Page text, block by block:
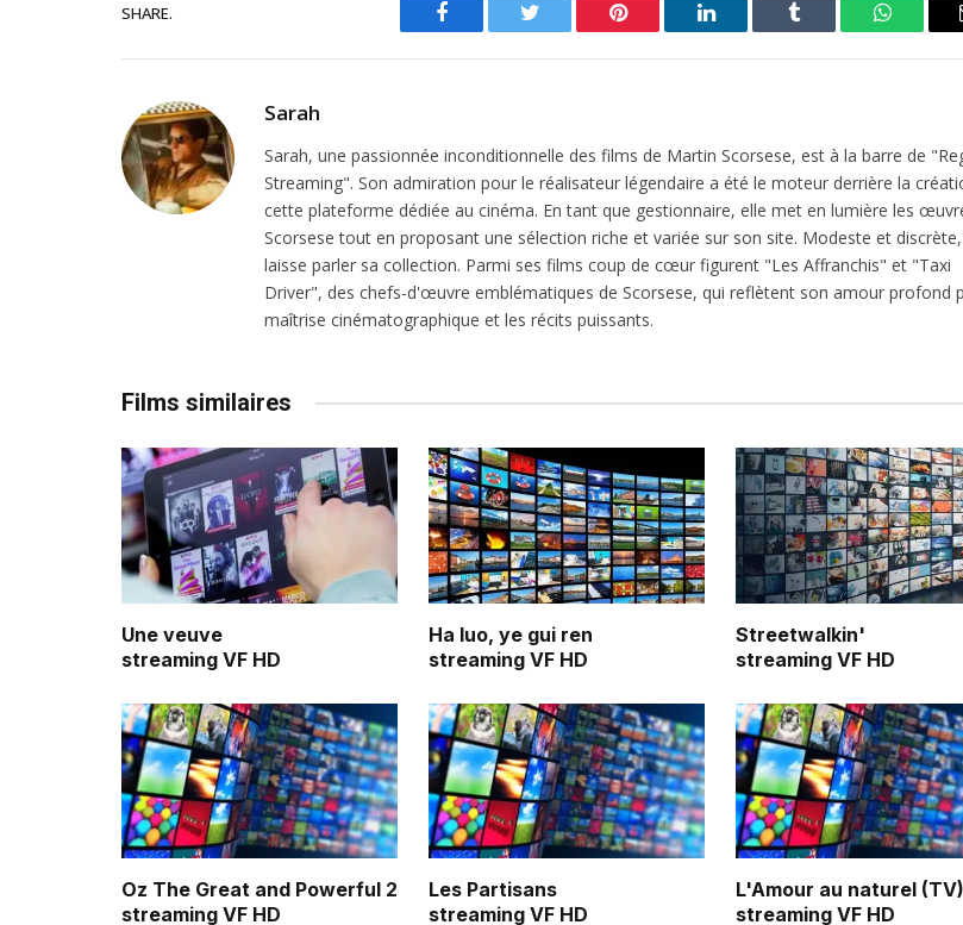
SHARE.
Facebook Twitter Pinterest LinkedIn Tumblr
Sarah
Sarah, une passionnée inconditionnelle des films de Martin Scorsese, est à la barre de
Streaming". Son admiration pour le réalisateur légendaire a été le moteur derrière la
cette plateforme dédiée au cinéma. En tant que gestionnaire, elle met en lumière les
Scorsese tout en proposant une sélection riche et variée sur son site. Modeste et discrète,
laisse parler sa collection. Parmi ses films coup de cœur figurent "Les Affranchis" et "Taxi
Driver", des chefs-d'œuvre emblématiques de Scorsese, qui reflètent son amour profond
maîtrise cinématographique et les récits puissants.
Films similaires
Une veuve
streaming VF HD
Ha luo, ye gui ren
streaming VF HD
Streetwalkin'
streaming VF HD
Oz The Great and Powerful 2
streaming VF HD
Les Partisans
streaming VF HD
L'Amour au naturel (TV)
streaming VF HD